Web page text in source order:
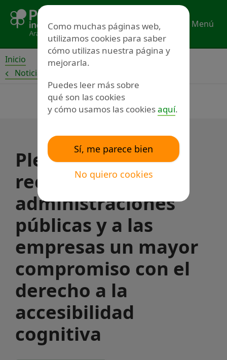
contenido
Menú
Inicio
Noticias
Plena inclusión
reclama a las
administraciones
públicas y a las
empresas un mayor
compromiso con el
derecho a la
accesibilidad
cognitiva
Como muchas páginas web,
utilizamos cookies para saber
cómo utilizas nuestra página y
mejorarla.
Puedes leer más sobre
qué son las cookies
y cómo usamos las cookiesaquí.
Sí, me parece bien
No quiero cookies